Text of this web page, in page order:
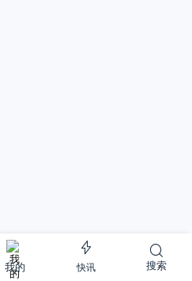
我的 快讯 搜索